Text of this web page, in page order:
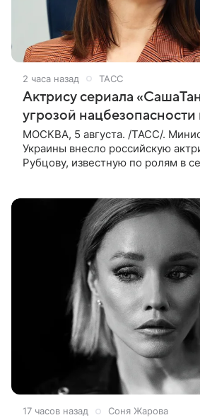
2 часа назад ТАСС
Актрису сериала
угрозой
МОСКВА, 5 августа. /ТАСС/.
Украины внесло российскую
Рубцову, известную по ролям в
17 часов назад Соня Жарова